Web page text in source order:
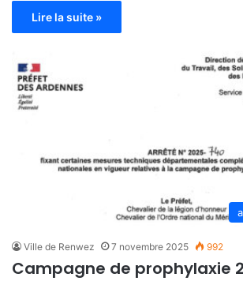
Lire la suite »
Ville de Renwez 7 novembre 2025 992
Campagne de prophylaxie